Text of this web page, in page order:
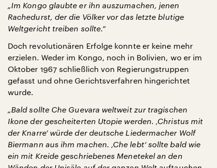
„Im Kongo glaubte er ihn auszumachen, jenen
Rachedurst, der die Völker vor das letzte blutige
Weltgericht treiben sollte.“
Doch revolutionären Erfolge konnte er keine mehr
erzielen. Weder im Kongo, noch in Bolivien, wo er im
Oktober 1967 schließlich von Regierungstruppen
gefasst und ohne Gerichtsverfahren hingerichtet
wurde.
„Bald sollte Che Guevara weltweit zur tragischen
Ikone der gescheiterten Utopie werden. ‚Christus mit
der Knarre‘ würde der deutsche Liedermacher Wolf
Biermann aus ihm machen. ‚Che lebt‘ sollte bald wie
ein mit Kreide geschriebenes Menetekel an den